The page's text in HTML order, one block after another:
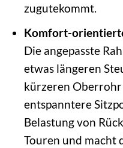
zugutekommt.
Komfort-
Die angepasste
etwas längeren
kürzeren
entspanntere
Belastung von
Touren und macht